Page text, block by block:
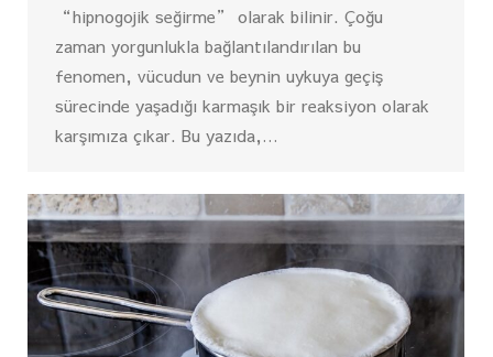
“hipnogojik seğirme” olarak bilinir. Çoğu
zaman yorgunlukla bağlantılandırılan bu
fenomen, vücudun ve beynin uykuya geçiş
sürecinde yaşadığı karmaşık bir reaksiyon olarak
karşımıza çıkar. Bu yazıda,…